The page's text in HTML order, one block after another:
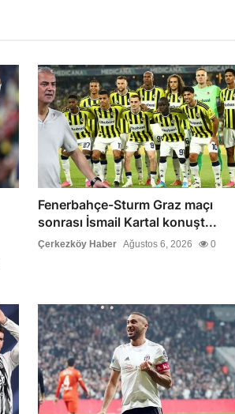
Fenerbahçe-Sturm Graz maçı
sonrası İsmail Kartal konuşt...
Çerkezköy Haber Ağustos 6, 2026 0